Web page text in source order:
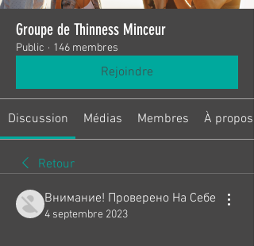
Groupe de Thinness Minceur
Public · 146 membres
Rejoindre
Discussion Médias Membres À propos
Retour
Внимание! Проверено На Себе
4 septembre 2023